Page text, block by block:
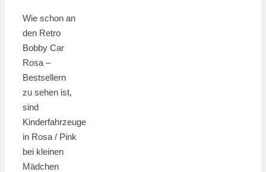
Wie schon an
den Retro
Bobby Car
Rosa –
Bestsellern
zu sehen ist,
sind
Kinderfahrzeuge
in Rosa / Pink
bei kleinen
Mädchen